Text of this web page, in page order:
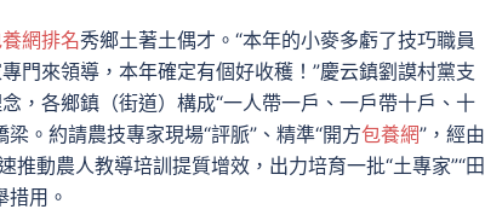
網排名秀鄉土著土偶才。“本年的小麥多虧了技巧職員
門來領導，本年確定有個好收穫！”慶云鎮劉謨村黨支
，各鄉鎮（街道）構成“一人帶一戶、一戶帶十戶、十
。約請農技專家現場“評脈”、精準“開方包養網”，經由
推動農人教導培訓提質增效，出力培育一批“土專家”“田
用。